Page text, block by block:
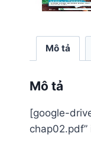
Mô tả
Mô tả
[google-
chap02.pdf”